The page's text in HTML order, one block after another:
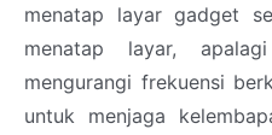
menatap layar gadget
menatap layar,
mengurangi frekuensi
untuk menjaga